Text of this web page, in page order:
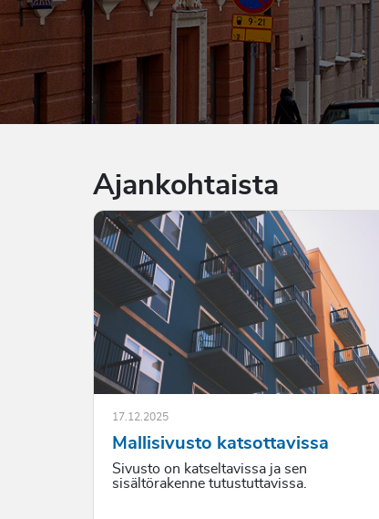
Ajankohtaista
17.12.2025
Mallisivusto katsottavissa
Sivusto on katseltavissa ja sen
sisältörakenne tutustuttavissa.